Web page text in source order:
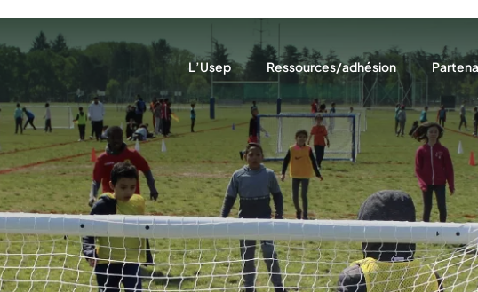
L’Usep
Notre rôle
Notre projet
Qui sommes-nous ?
Nos actions
Actualités récentes
Ressources/adhésion
Ressources pédagogiques
Adhésion
Assurances
Nous
Nos